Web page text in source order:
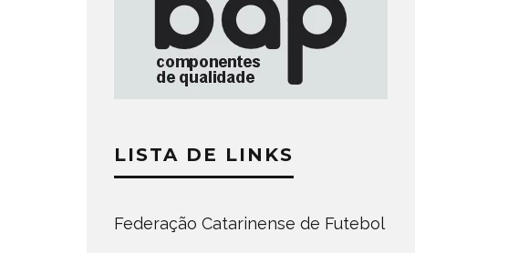
LISTA DE LINKS
Federação Catarinense de Futebol